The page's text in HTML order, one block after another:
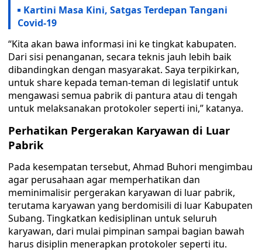
Kartini Masa Kini, Satgas Terdepan Tangani
Covid-19
“Kita akan bawa informasi ini ke tingkat kabupaten.
Dari sisi penanganan, secara teknis jauh lebih baik
dibandingkan dengan masyarakat. Saya terpikirkan,
untuk share kepada teman-teman di legislatif untuk
mengawasi semua pabrik di pantura atau di tengah
untuk melaksanakan protokoler seperti ini,” katanya.
Perhatikan Pergerakan Karyawan di Luar
Pabrik
Pada kesempatan tersebut, Ahmad Buhori mengimbau
agar perusahaan agar memperhatikan dan
meminimalisir pergerakan karyawan di luar pabrik,
terutama karyawan yang berdomisili di luar Kabupaten
Subang. Tingkatkan kedisiplinan untuk seluruh
karyawan, dari mulai pimpinan sampai bagian bawah
harus disiplin menerapkan protokoler seperti itu.